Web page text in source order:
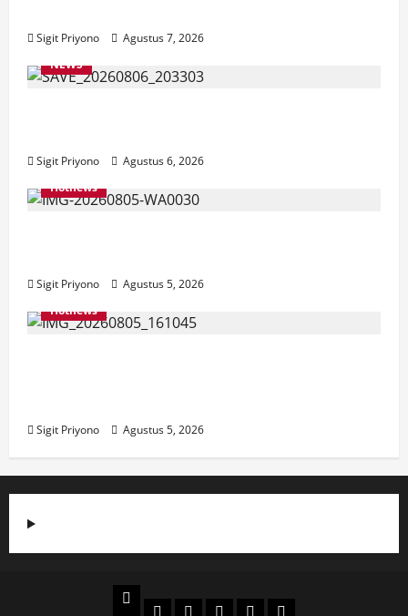
Sigit Priyono
Agustus 7, 2026
NEWS
Sigit Priyono
Agustus 6, 2026
Hotnews
Sigit Priyono
Agustus 5, 2026
Hotnews
Sigit Priyono Agustus 5, 2026
Beranda
PolitikOtomotifEkonomiSosialtentang